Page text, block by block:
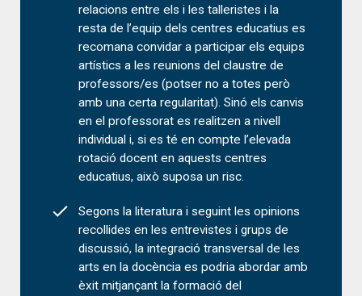
relacions entre els i les talleristes i la
resta de l’equip dels centres educatius es
recomana convidar a participar els equips
artístics a les reunions del claustre de
professors/es (potser no a totes però
amb una certa regularitat). Sinó els canvis
en el professorat es realitzen a nivell
individual i, si es té en compte l’elevada
rotació docent en aquests centres
educatius, això suposa un risc.
Segons la literatura i seguint les opinions
recollides en les entrevistes i grups de
discussió, la integració transversal de les
arts en la docència es podria abordar amb
èxit mitjançant la formació del